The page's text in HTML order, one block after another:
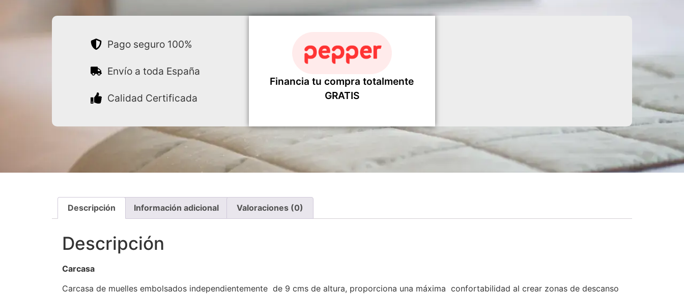
Pago seguro 100%
Envío a toda España
Calidad Certificada
Financia tu compra totalmente
GRATIS
Descripción Información adicional Valoraciones (0)
Descripción
Carcasa
Carcasa de muelles embolsados independientemente de 9 cms de altura, proporciona una máxima confortabilidad al crear zonas de descanso